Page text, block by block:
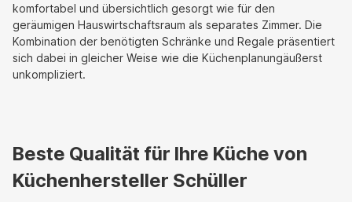
komfortabel und übersichtlich gesorgt wie für den
geräumigen Hauswirtschaftsraum als separates Zimmer. Die
Kombination der benötigten Schränke und Regale präsentiert
sich dabei in gleicher Weise wie die Küchenplanungäußerst
unkompliziert.
Beste Qualität für Ihre Küche von
Küchenhersteller Schüller